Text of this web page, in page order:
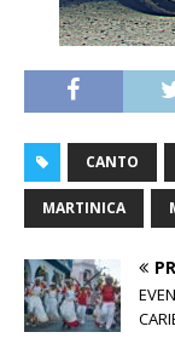
CANTO
MARTINICA